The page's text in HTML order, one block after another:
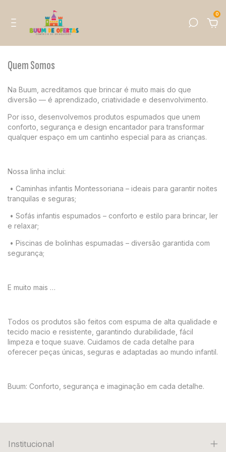
0
Quem Somos
Na Buum, acreditamos que brincar é muito mais do que
diversão — é aprendizado, criatividade e desenvolvimento.
Por isso, desenvolvemos produtos espumados que unem
conforto, segurança e design encantador para transformar
qualquer espaço em um cantinho especial para as crianças.
Nossa linha inclui:
• Caminhas infantis Montessoriana – ideais para garantir noites
tranquilas e seguras;
• Sofás infantis espumados – conforto e estilo para brincar, ler
e relaxar;
• Piscinas de bolinhas espumadas – diversão garantida com
segurança;
E muito mais …
Todos os produtos são feitos com espuma de alta qualidade e
tecido macio e resistente, garantindo durabilidade, fácil
limpeza e toque suave. Cuidamos de cada detalhe para
oferecer peças únicas, seguras e adaptadas ao mundo infantil.
Buum: Conforto, segurança e imaginação em cada detalhe.
Institucional